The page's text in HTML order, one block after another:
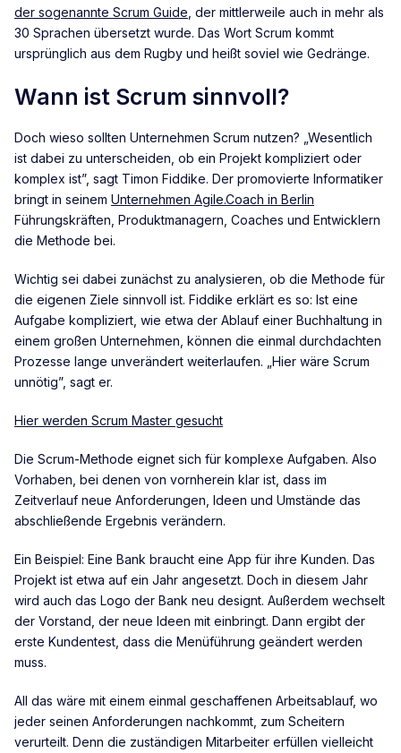
der sogenannte Scrum Guide , der mittlerweile auch in mehr als
30 Sprachen übersetzt wurde. Das Wort Scrum kommt
ursprünglich aus dem Rugby und heißt soviel wie Gedränge.
Wann ist Scrum sinnvoll?
Doch wieso sollten Unternehmen Scrum nutzen? „Wesentlich
ist dabei zu unterscheiden, ob ein Projekt kompliziert oder
komplex ist”, sagt Timon Fiddike. Der promovierte Informatiker
bringt in seinem Unternehmen Agile.Coach in Berlin
Führungskräften, Produktmanagern, Coaches und Entwicklern
die Methode bei.
Wichtig sei dabei zunächst zu analysieren, ob die Methode für
die eigenen Ziele sinnvoll ist. Fiddike erklärt es so: Ist eine
Aufgabe kompliziert, wie etwa der Ablauf einer Buchhaltung in
einem großen Unternehmen, können die einmal durchdachten
Prozesse lange unverändert weiterlaufen. „Hier wäre Scrum
unnötig”, sagt er.
Hier werden Scrum Master gesucht
Die Scrum-Methode eignet sich für komplexe Aufgaben. Also
Vorhaben, bei denen von vornherein klar ist, dass im
Zeitverlauf neue Anforderungen, Ideen und Umstände das
abschließende Ergebnis verändern.
Ein Beispiel: Eine Bank braucht eine App für ihre Kunden. Das
Projekt ist etwa auf ein Jahr angesetzt. Doch in diesem Jahr
wird auch das Logo der Bank neu designt. Außerdem wechselt
der Vorstand, der neue Ideen mit einbringt. Dann ergibt der
erste Kundentest, dass die Menüführung geändert werden
muss.
All das wäre mit einem einmal geschaffenen Arbeitsablauf, wo
jeder seinen Anforderungen nachkommt, zum Scheitern
verurteilt. Denn die zuständigen Mitarbeiter erfüllen vielleicht